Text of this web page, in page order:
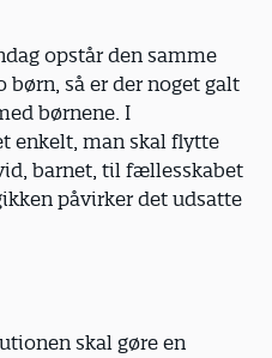
opstår den samme
så er der noget galt
børnene. I
enkelt, man skal flytte
barnet, til fællesskabet
påvirker det udsatte
skal gøre en